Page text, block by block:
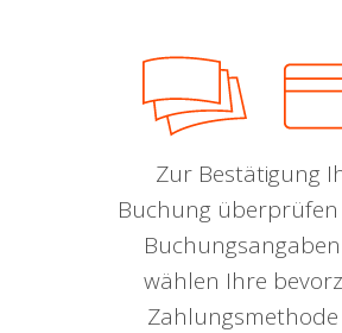
Zur Bestätigung
Buchung überprüfen
wählen Ihre
Zahlungsmethode